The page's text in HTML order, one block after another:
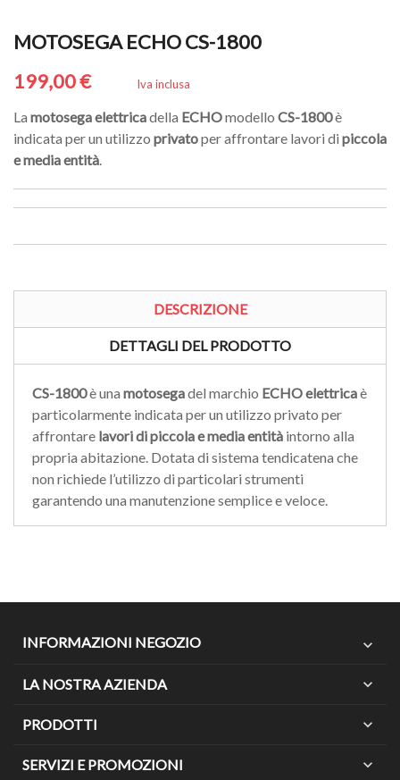
MOTOSEGA ECHO CS-1800
199,00 €
Iva inclusa
La motosega elettricadella ECHOmodello CS-1800è
indicata per un utilizzo privatoper affrontare lavori di piccola
e media entità.
DESCRIZIONE
DETTAGLI DEL PRODOTTO
CS-1800è una motosegadel marchio ECHOelettricaè
particolarmente indicata per un utilizzo privato per
affrontare lavori di piccola e media entità intorno alla
propria ab­itazione. Dotata di sistema tendicatena che
non richiede l’utilizzo di particolari strumenti
garantendo una manutenzione semplice e veloce.
INFORMAZIONI NEGOZIO expand_more
LA NOSTRA AZIENDA expand_more
PRODOTTI expand_more
SERVIZI E PROMOZIONI expand_more